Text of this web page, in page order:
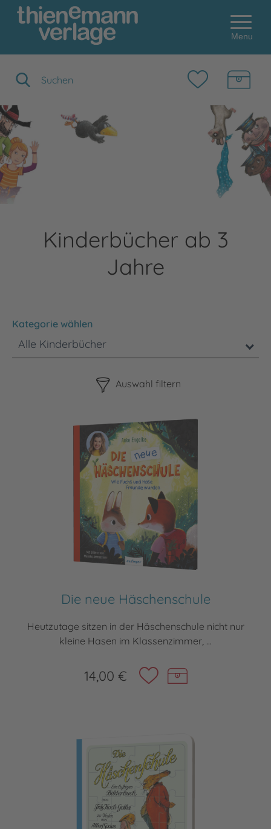
Menu
Kinderbücher ab 3
Jahre
Kategorie wählen
Alle Kinderbücher
Auswahl filtern
Die neue Häschenschule
Heutzutage sitzen in der Häschenschule nicht nur
kleine Hasen im Klassenzimmer, ...
14,00 €